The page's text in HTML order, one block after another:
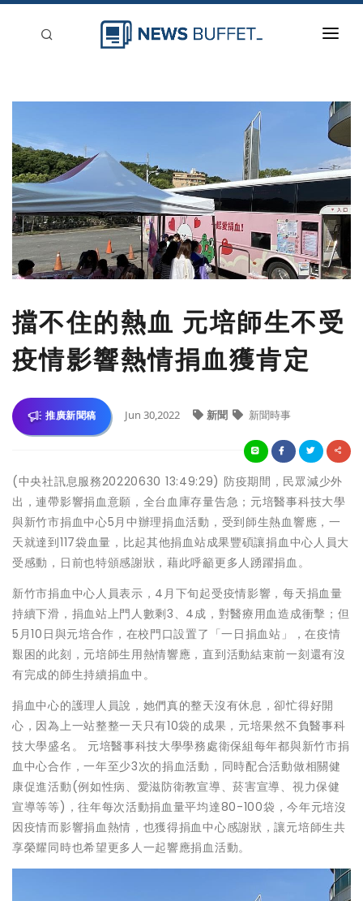
登入
刊登
擋不住的熱血 元培師生不受
疫情影響熱情捐血獲肯定
推廣新聞稿 Jun 30,2022 新聞 新聞時事
(中央社訊息服務20220630 13:49:29) 防疫期間，民眾減少外
出，連帶影響捐血意願，全台血庫存量告急；元培醫事科技大學
與新竹市捐血中心5月中辦理捐血活動，受到師生熱血響應，一
天就達到117袋血量，比起其他捐血站成果豐碩讓捐血中心人員大
受感動，日前也特頒感謝狀，藉此呼籲更多人踴躍捐血。
新竹市捐血中心人員表示，4月下旬起受疫情影響，每天捐血量
持續下滑，捐血站上門人數剩3、4成，對醫療用血造成衝擊；但
5月10日與元培合作，在校門口設置了「一日捐血站」，在疫情
艱困的此刻，元培師生用熱情響應，直到活動結束前一刻還有沒
有完成的師生持續捐血中。
捐血中心的護理人員說，她們真的整天沒有休息，卻忙得好開
心，因為上一站整整一天只有10袋的成果，元培果然不負醫事科
技大學盛名。 元培醫事科技大學學務處衛保組每年都與新竹市捐
血中心合作，一年至少3次的捐血活動，同時配合活動做相關健
康促進活動(例如性病、愛滋防衛教宣導、菸害宣導、視力保健
宣導等等)，往年每次活動捐血量平均達80-100袋，今年元培沒
因疫情而影響捐血熱情，也獲得捐血中心感謝狀，讓元培師生共
享榮耀同時也希望更多人一起響應捐血活動。